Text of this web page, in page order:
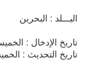
البـــلد : البحرين
تاريخ الإدخال : الخميس ٢٨ / يناير /
تاريخ التحديث : الخميس ٢٨ / يناير /